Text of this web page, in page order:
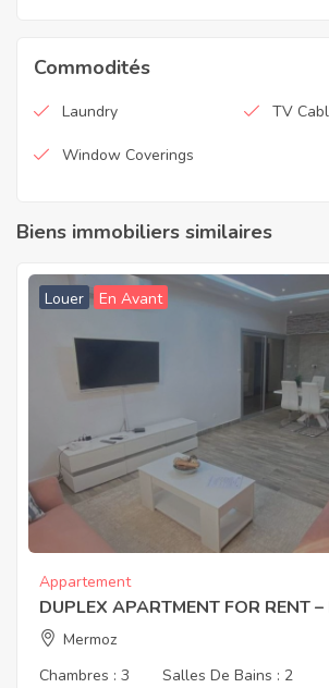
Commodités
Laundry TV
Window Coverings
Biens immobiliers similaires
Louer En Avant
Appartement
DUPLEX APARTMENT FOR RENT –
Mermoz
Chambres : 3 Salles De Bains : 2